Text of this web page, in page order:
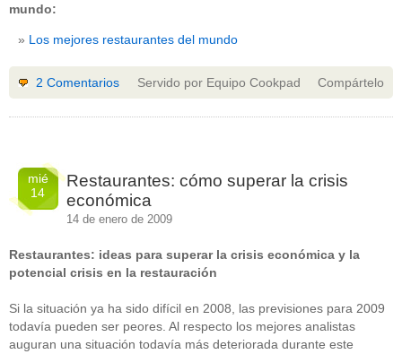
mundo:
Los mejores restaurantes del mundo
Servido por Equipo Cookpad
2 Comentarios Compártelo
mié
14
Restaurantes: cómo superar la crisis
económica
14 de enero de 2009
Restaurantes: ideas para superar la crisis económica y la
potencial crisis en la restauración
Si la situación ya ha sido difícil en 2008, las previsiones para 2009
todavía pueden ser peores. Al respecto los mejores analistas
auguran una situación todavía más deteriorada durante este